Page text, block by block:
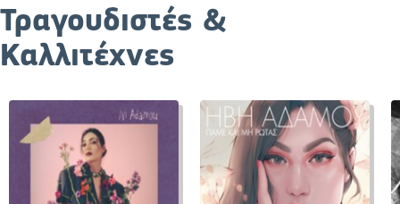
Τραγουδιστές &
Καλλιτέχνες